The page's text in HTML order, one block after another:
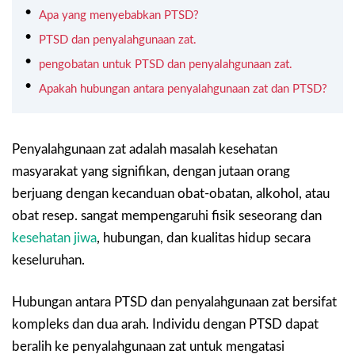
Apa yang menyebabkan PTSD?
PTSD dan penyalahgunaan zat.
pengobatan untuk PTSD dan penyalahgunaan zat.
Apakah hubungan antara penyalahgunaan zat dan PTSD?
Penyalahgunaan zat adalah masalah kesehatan
masyarakat yang signifikan, dengan jutaan orang
berjuang dengan kecanduan obat-obatan, alkohol, atau
obat resep. sangat mempengaruhi fisik seseorang dan
kesehatan jiwa, hubungan, dan kualitas hidup secara
keseluruhan.
Hubungan antara PTSD dan penyalahgunaan zat bersifat
kompleks dan dua arah. Individu dengan PTSD dapat
beralih ke penyalahgunaan zat untuk mengatasi